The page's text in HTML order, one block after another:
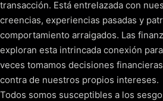
transacción. Está entrelazada con
creencias, experiencias pasadas y
comportamiento arraigados. Las
exploran esta intrincada conexión
veces tomamos decisiones
contra de nuestros propios intereses.
Todos somos susceptibles a los